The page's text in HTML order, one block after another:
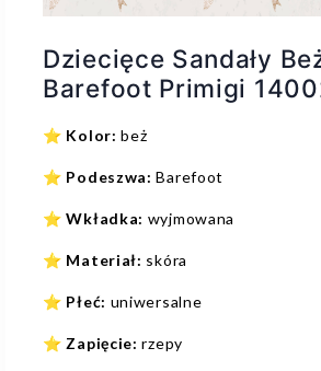
Dziecięce Sandały
Barefoot Primigi
⭐ Kolor:beż
⭐ Podeszwa: Barefoot
⭐Wkładka: wyjmowana
⭐ Materiał: skóra
⭐ Płeć: uniwersalne
⭐ Zapięcie:rzepy